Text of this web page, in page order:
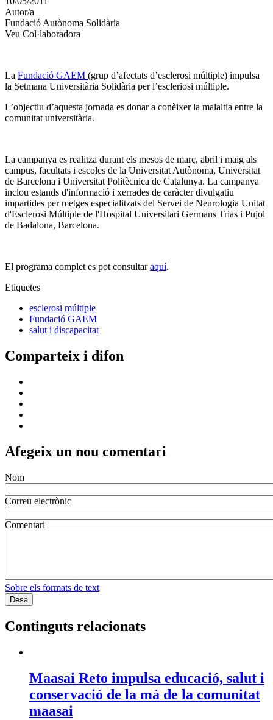
altres
xarxes
socials
Autor/a
Fundació Autònoma Solidària
Veu Col·laboradora
La Fundació GAEM (grup d’afectats d’esclerosi múltiple) impulsa
la Setmana Universitària Solidària per l’escleriosi múltiple.
L’objectiu d’aquesta jornada es donar a conèixer la malaltia entre la
comunitat universitària.
La campanya es realitza durant els mesos de març, abril i maig als
campus, facultats i escoles de la Universitat Autònoma, Universitat
de Barcelona i Universitat Politècnica de Catalunya. La campanya
inclou estands d'informació i xerrades de caràcter divulgatiu
impartides per metges especialitzats del Servei de Neurologia Unitat
d'Esclerosi Múltiple de l'Hospital Universitari Germans Trias i Pujol
de Badalona, Barcelona.
El programa complet es pot consultaraquí.
Etiquetes
esclerosi múltiple
Fundació GAEM
salut i discapacitat
Comparteix i difon
Afegeix un nou comentari
Nom
Correu electrònic
Comentari
Sobre els formats de text
Continguts relacionats
Maasai Reto impulsa educació, salut i
conservació de la mà de la comunitat
maasai